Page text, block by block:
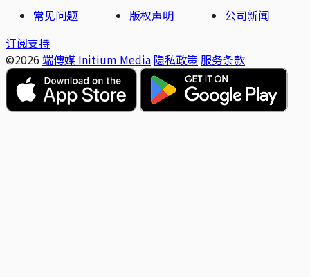
常见问题
版权声明
公司新闻
订阅支持
©2026 端傳媒 Initium Media 隐私政策 服务条款